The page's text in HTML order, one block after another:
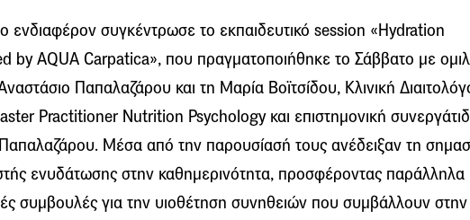
ενδιαφέρον συγκέντρωσε το εκπαιδευτικό session «Hydration
by AQUA Carpatica», που πραγματοποιήθηκε το Σάββατο με
Παπαλαζάρου και τη Μαρία Βοϊτσίδου, Κλινική
Practitioner Nutrition Psychology και επιστημονική
Μέσα από την παρουσίασή τους ανέδειξαν τη
ενυδάτωσης στην καθημερινότητα, προσφέροντας παράλληλα
συμβουλές για την υιοθέτηση συνηθειών που συμβάλλουν στην